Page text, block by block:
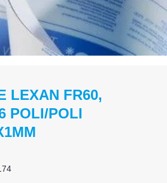
LEXAN FR60,
POLI/POLI